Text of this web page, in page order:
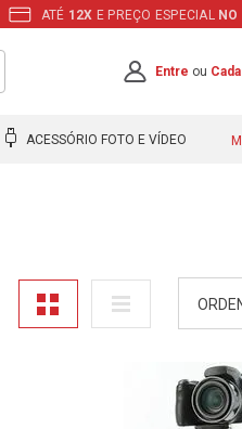
ATÉ 12X E PREÇO ESPECIAL NO
Entre ou
ACESSÓRIO FOTO E VÍDEO